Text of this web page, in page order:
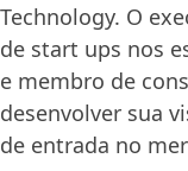
Technology. O
de start ups nos
e membro de
desenvolver sua
de entrada no